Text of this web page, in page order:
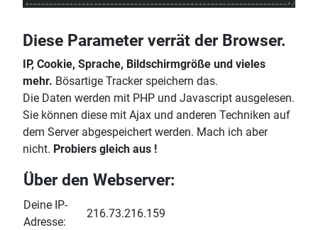
Diese Parameter verrät der Browser.
IP, Cookie, Sprache, Bildschirmgröße und vieles
mehr. Bösartige Tracker speichern das.
Die Daten werden mit PHP und Javascript ausgelesen.
Sie können diese mit Ajax und anderen Techniken auf
dem Server abgespeichert werden. Mach ich aber
nicht. Probiers gleich aus !
Über den Webserver:
Deine IP-
Adresse:
216.73.216.159